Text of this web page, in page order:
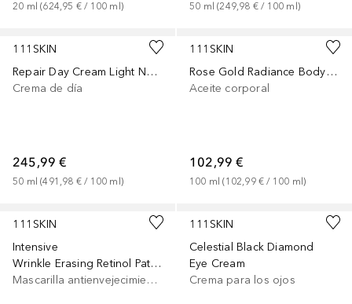
20 ml (624,95 € / 100 ml ) 50 ml (249,98 € / 100 ml )
111SKIN
Repair Day Cream Light NAC Y2
Crema de día
245,99 €
50 ml (491,98 € / 100 ml )
111SKIN
Rose Gold Radiance Body Oil
Aceite corporal
102,99 €
100 ml (102,99 € / 100 ml)
111SKIN
Intensive
Wrinkle Erasing Retinol Patches
Mascarilla antienvejecimiento
111SKIN
Celestial Black Diamond
Eye Cream
Crema para los ojos